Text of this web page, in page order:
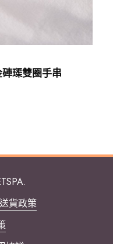
硨璖雙圈手串
貨政策